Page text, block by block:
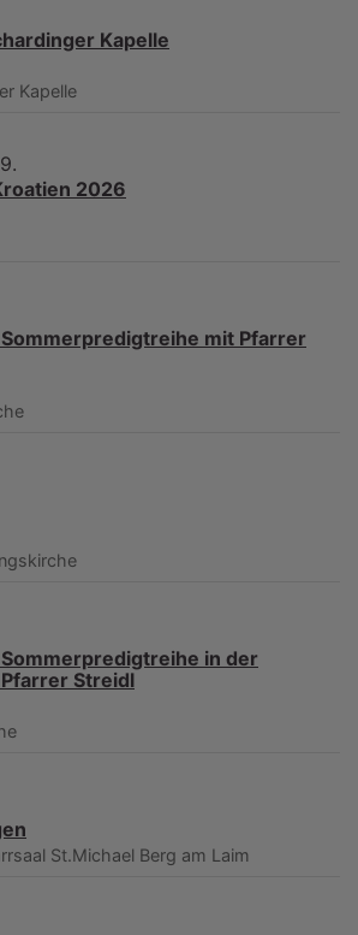
Kapelle
Kapelle
2026
mit Pfarrer
in der
Streidl
St.Michael Berg am Laim